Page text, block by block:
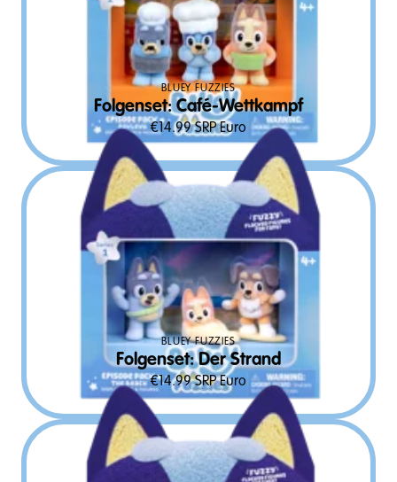
Folgenset: Café-Wettkampf
BLUEY FUZZIES
€14.99SRP Euro
Folgenset: Der Strand
BLUEY FUZZIES
€14.99SRP Euro